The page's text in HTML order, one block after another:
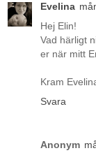
Evelina
Hej Elin!
Vad härligt
er när mitt
Kram
Svara
Anonym